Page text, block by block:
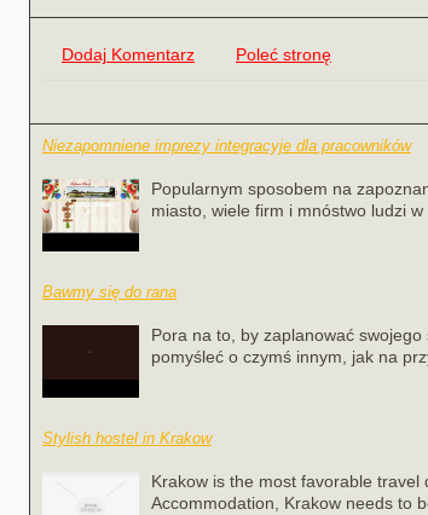
Dodaj Komentarz Poleć stronę
Niezapomniene imprezy integracyje dla pracowników
Popularnym sposobem na
miasto, wiele firm i mnóstwo ludzi
Bawmy się do rana
Pora na to, by zaplanować
pomyśleć o czymś innym, jak na
Stylish hostel in Krakow
Krakow is the most favorable
Accommodation, Krakow needs to